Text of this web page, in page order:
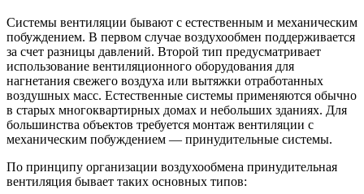
Системы вентиляции бывают с естественным и механическим
побуждением. В первом случае воздухообмен поддерживается
за счет разницы давлений. Второй тип предусматривает
использование вентиляционного оборудования для
нагнетания свежего воздуха или вытяжки отработанных
воздушных масс. Естественные системы применяются обычно
в старых многоквартирных домах и небольших зданиях. Для
большинства объектов требуется монтаж вентиляции с
механическим побуждением — принудительные системы.
По принципу организации воздухообмена принудительная
вентиляция бывает таких основных типов: